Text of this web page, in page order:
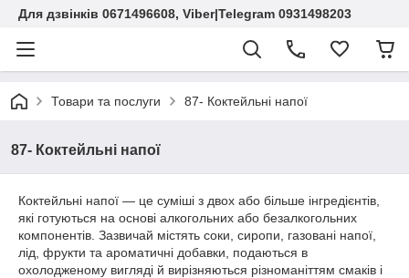
Для дзвінків 0671496608, Viber|Telegram 0931498203
Товари та послуги 87- Коктейльні напої
87- Коктейльні напої
Коктейльні напої — це суміші з двох або більше інгредієнтів,
які готуються на основі алкогольних або безалкогольних
компонентів. Зазвичай містять соки, сиропи, газовані напої,
лід, фрукти та ароматичні добавки, подаються в
охолодженому вигляді й вирізняються різноманіттям смаків і